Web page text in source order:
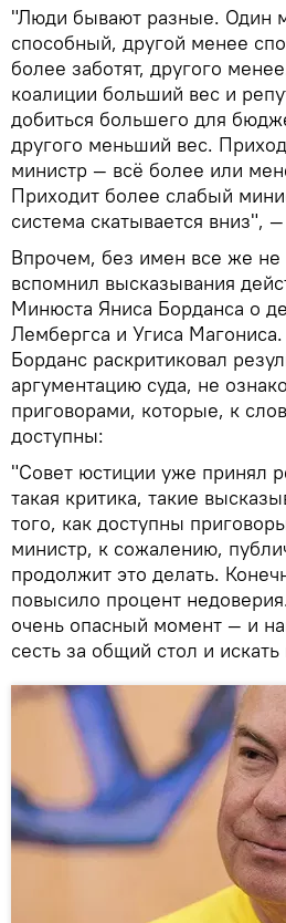
"Люди бывают разные. Один
способный, другой менее
более заботят, другого
коалиции больший вес и
добиться большего для
другого меньший вес.
министр — всё более или
Приходит более слабый
система скатывается вниз",
Впрочем, без имен все же
вспомнил высказывания
Минюста Яниса Борданса о
Лембергса и Угиса
Борданс раскритиковал
аргументацию суда, не
приговорами, которые, к
доступны:
"Совет юстиции уже принял
такая критика, такие
того, как доступны
министр, к сожалению,
продолжит это делать.
повысило процент
очень опасный момент — и
сесть за общий стол и